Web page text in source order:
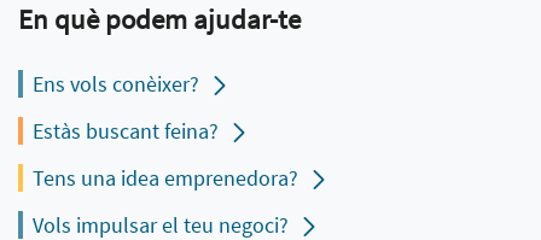
En què podem ajudar-te
Ens vols conèixer?
Estàs buscant feina?
Tens una idea emprenedora?
Vols impulsar el teu negoci?